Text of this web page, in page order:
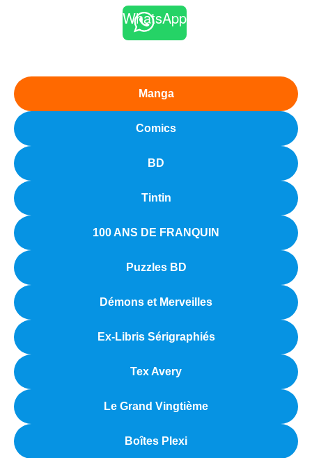
WhatsApp
Manga
Comics
BD
Tintin
100 ANS DE FRANQUIN
Puzzles BD
Démons et Merveilles
Ex-Libris Sérigraphiés
Tex Avery
Le Grand Vingtième
Boîtes Plexi